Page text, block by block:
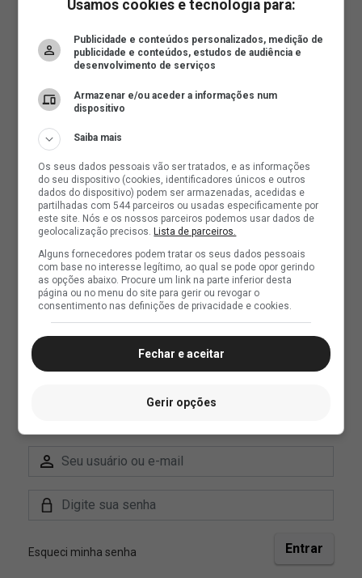
Usamos cookies e tecnologia para:
Publicidade e conteúdos personalizados, medição de
publicidade e conteúdos, estudos de audiência e
desenvolvimento de serviços
Armazenar e/ou aceder a informações num
dispositivo
Saiba mais
Os seus dados pessoais vão ser tratados, e as informações
do seu dispositivo (cookies, identificadores únicos e outros
dados do dispositivo) podem ser armazenadas, acedidas e
partilhadas com 544 parceiros ou usadas especificamente por
este site. Nós e os nossos parceiros podemos usar dados de
geolocalização precisos.Lista de parceiros.
Alguns fornecedores podem tratar os seus dados pessoais
com base no interesse legítimo, ao qual se pode opor gerindo
as opções abaixo. Procure um link na parte inferior desta
página ou no menu do site para gerir ou revogar o
consentimento nas definições de privacidade e cookies.
Fechar e aceitar
Gerir opções